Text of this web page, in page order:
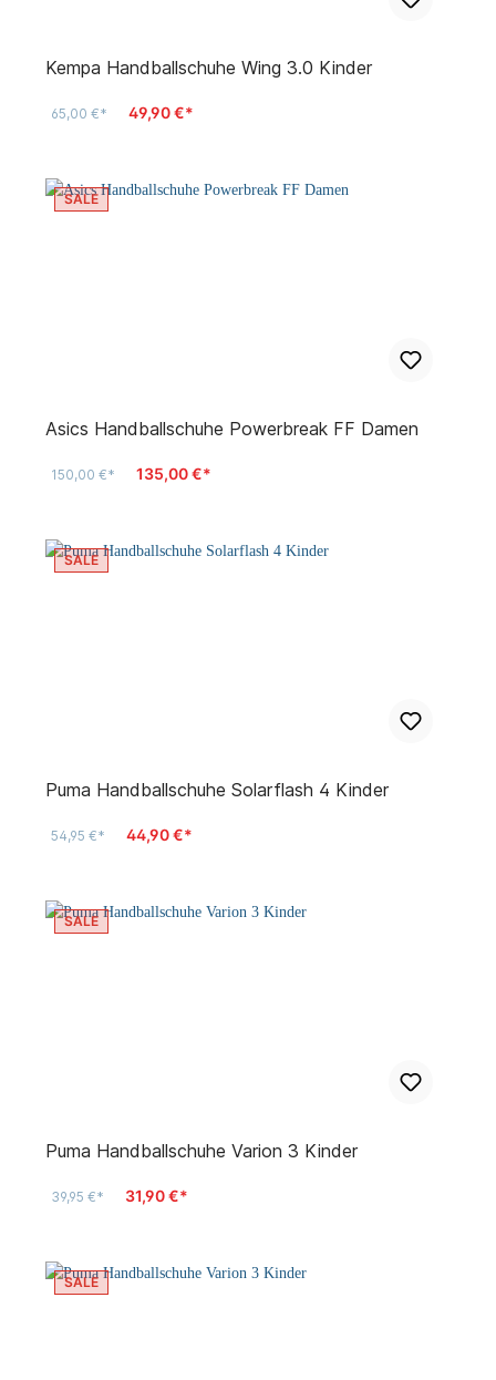
Kempa Handballschuhe Wing 3.0 Kinder
65,00 €* 49,90 €*
SALE
Asics Handballschuhe Powerbreak FF Damen
150,00 €* 135,00 €*
SALE
Puma Handballschuhe Solarflash 4 Kinder
54,95 €* 44,90 €*
SALE
Puma Handballschuhe Varion 3 Kinder
39,95 €* 31,90 €*
SALE